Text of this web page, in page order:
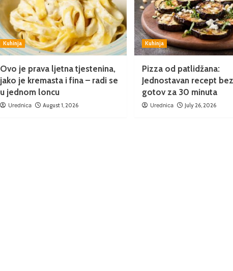
Kuhinja
Ovo je prava ljetna tjestenina,
jako je kremasta i fina – radi se
u jednom loncu
Urednica August 1, 2026
Kuhinja
Pizza od patlidžana:
Jednostavan recept
gotov za 30 minuta
Urednica July 26, 2026